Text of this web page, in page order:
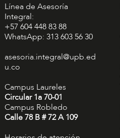
Línea de Asesoría
Integral:
+57 604 448 83 88
WhatsApp: 313 603 56 30
asesoria.integral@upb.ed
u.co
Campus Laureles
Circular 1a 70-01
Campus Robledo
Calle 78 B # 72 A 109